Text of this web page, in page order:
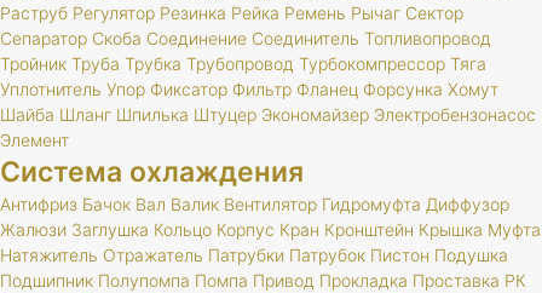
Раструб Регулятор Резинка Рейка Ремень Рычаг Сектор
Сепаратор Скоба Соединение Соединитель Топливопровод
Тройник Труба Трубка Трубопровод Турбокомпрессор Тяга
Уплотнитель Упор Фиксатор Фильтр Фланец Форсунка Хомут
Шайба Шланг Шпилька Штуцер Экономайзер Электробензонасос
Элемент
Система охлаждения
Антифриз Бачок Вал Валик Вентилятор Гидромуфта Диффузор
Жалюзи Заглушка Кольцо Корпус Кран Кронштейн Крышка Муфта
Натяжитель Отражатель Патрубки Патрубок Пистон Подушка
Подшипник Полупомпа Помпа Привод Прокладка Проставка РК